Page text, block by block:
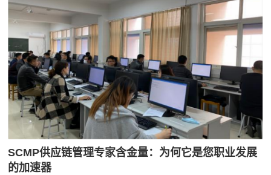
SCMP供应链管理专家含金量：为何它是您职业发展
的加速器